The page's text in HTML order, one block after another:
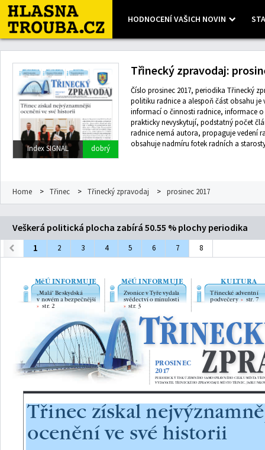
HODNOCENÍ VAŠICH NOVIN
Leaflet| Map data ©OpenStreetMap contributors, Imagery © Mapbox
Index SIGNAL dobrý
Třinecký zpravodaj:
Číslo prosinec 2017, periodika Třinecký
politiku radnice a alespoň část obsahu
informací o činnosti radnice, informace
prakticky nevyskytují, podstatný počet
radnice nemá autora, propaguje vedení
obsahuje nadmíru fotek radních a
Home > Třinec > Třinecký zpravodaj > prosinec 2017
Veškerá politická plocha zabírá 50.55 % plochy periodika
1
2 3 4 5 6 7 8